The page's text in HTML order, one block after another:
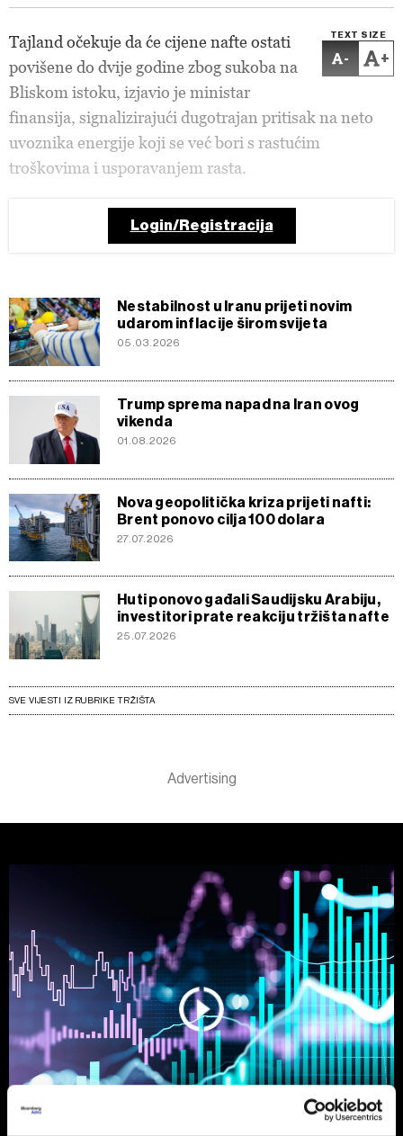
TEXT SIZE
- +
Tajland očekuje da će cijene nafte ostati
povišene do dvije godine zbog sukoba na
Bliskom istoku, izjavio je ministar
finansija, signalizirajući dugotrajan pritisak na neto
uvoznika energije koji se već bori s rastućim
troškovima i usporavanjem rasta.
Login/Registracija
Nestabilnost u Iranu prijeti novim
udarom inflacije širom svijeta
05.03.2026
Trump sprema napad na Iran ovog
vikenda
01.08.2026
Nova geopolitička kriza prijeti nafti:
Brent ponovo cilja 100 dolara
27.07.2026
Huti ponovo gađali Saudijsku Arabiju,
investitori prate reakciju tržišta nafte
25.07.2026
SVE VIJESTI IZ RUBRIKE TRŽIŠTA